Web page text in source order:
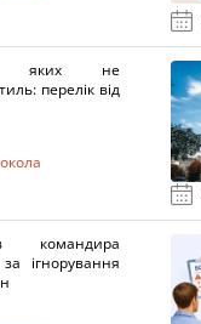
яких не
перелік від
командира
ігнорування